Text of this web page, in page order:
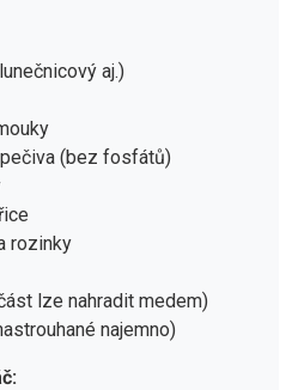
aj.)
(bez fosfátů)
rozinky
lze nahradit medem)
najemno)